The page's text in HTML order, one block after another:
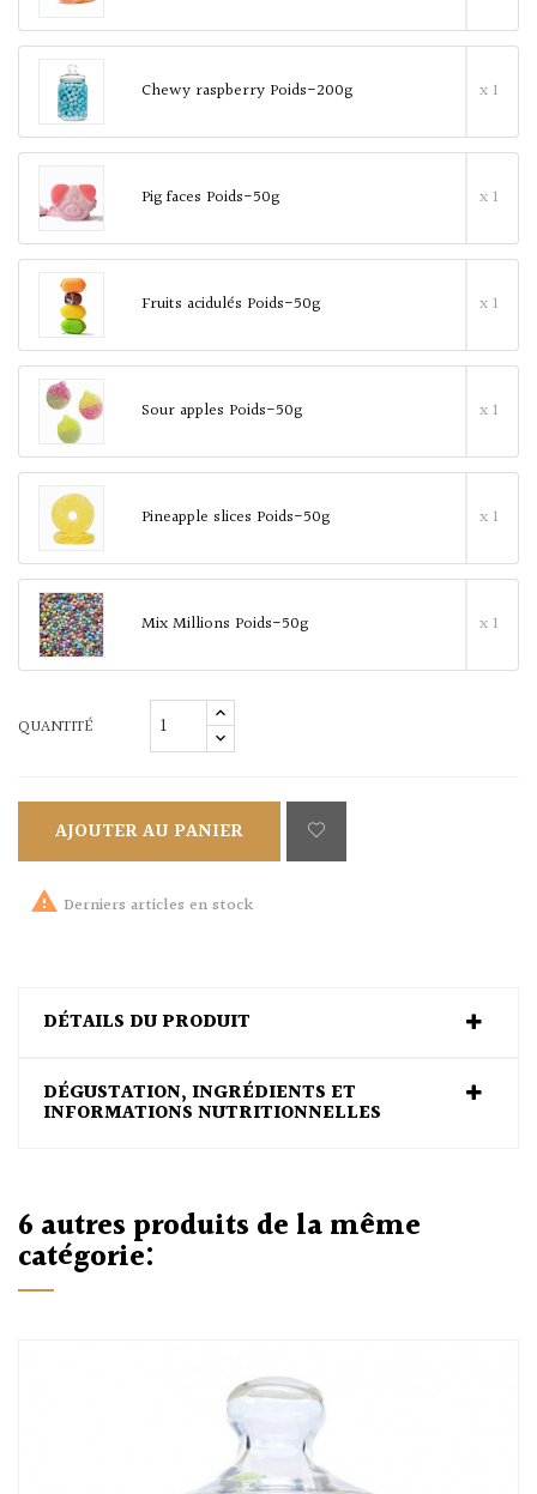
Chewy raspberry Poids-200g x 1
Pig faces Poids-50g x 1
Fruits acidulés Poids-50g x 1
Sour apples Poids-50g x 1
Pineapple slices Poids-50g x 1
Mix Millions Poids-50g x 1
QUANTITÉ
AJOUTER AU PANIER
 Derniers articles en stock
DÉTAILS DU PRODUIT
DÉGUSTATION, INGRÉDIENTS ET
INFORMATIONS NUTRITIONNELLES
6 autres produits de la même
catégorie: